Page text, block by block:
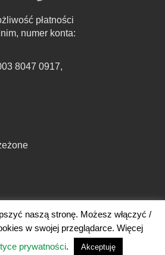
płatności
numer konta:
8047 0917,
naszą stronę. Możesz włączyć /
w swojej przeglądarce. Więcej
prywatności. Akceptuję